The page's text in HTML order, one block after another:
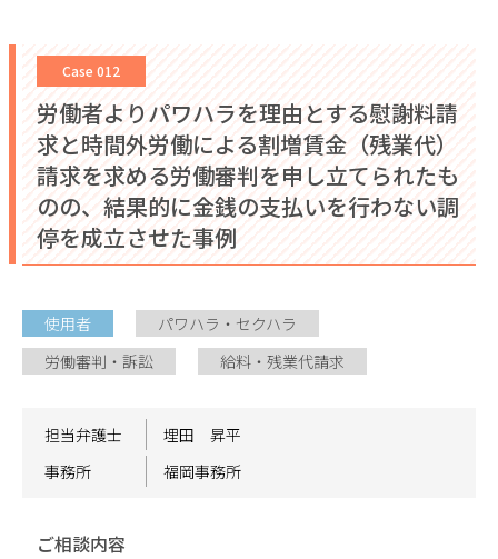
Case 012
労働者よりパワハラを理由とする慰謝料請
求と時間外労働による割増賃金（残業代）
請求を求める労働審判を申し立てられたも
のの、結果的に金銭の支払いを行わない調
停を成立させた事例
使用者
パワハラ・セクハラ
労働審判・訴訟
給料・残業代請求
担当弁護士
埋田 昇平
事務所
福岡事務所
ご相談内容